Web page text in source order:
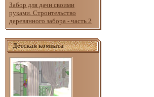
Забор для дачи своими
руками. Строительство
деревянного забора - часть 2
Детская комната